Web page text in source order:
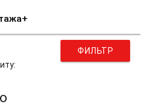
ФИЛЬТР